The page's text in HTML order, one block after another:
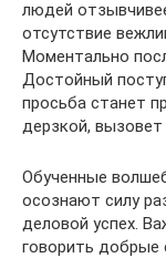
людей
отсутствие
Моментально
Достойный
просьба станет
дерзкой,
Обученные
осознают силу
деловой успех.
говорить добрые